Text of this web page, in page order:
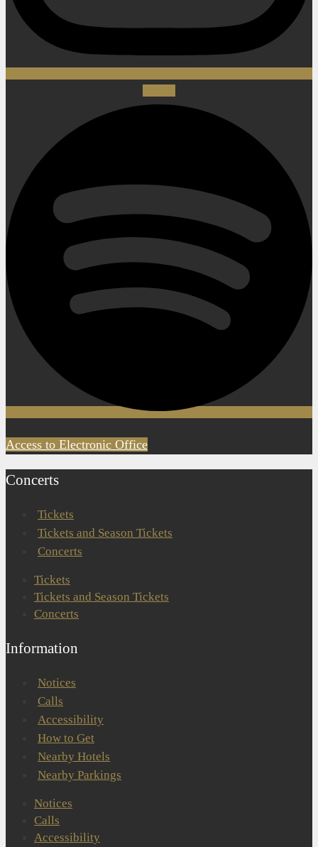
Access to Electronic Office
Concerts
Tickets
Tickets and Season Tickets
Concerts
Tickets
Tickets and Season Tickets
Concerts
Information
Notices
Calls
Accessibility
How to Get
Nearby Hotels
Nearby Parkings
Notices
Calls
Accessibility